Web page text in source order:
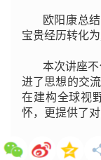
欧阳康总
宝贵经历转化
本次讲座
进了思想的交
在建构全球视
怀，更提供了